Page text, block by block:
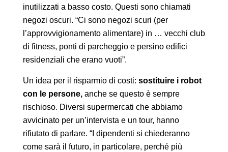
inutilizzati a basso costo. Questi sono chiamati
negozi oscuri. “Ci sono negozi scuri (per
l’approvvigionamento alimentare) in … vecchi club
di fitness, ponti di parcheggio e persino edifici
residenziali che erano vuoti”.
Un idea per il risparmio di costi: sostituire i robot
con le persone, anche se questo è sempre
rischioso. Diversi supermercati che abbiamo
avvicinato per un’intervista e un tour, hanno
rifiutato di parlare. “I dipendenti si chiederanno
come sarà il futuro, in particolare, perché più